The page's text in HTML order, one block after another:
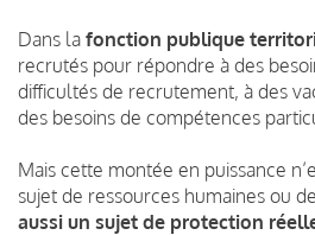
Dans la fonction publique
recrutés pour répondre à des
difficultés de recrutement, à des
des besoins de compétences
Mais cette montée en puissance
sujet de ressources humaines ou
aussi un sujet de protection